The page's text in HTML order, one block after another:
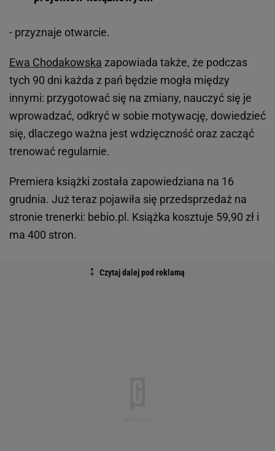
- przyznaje otwarcie.
Ewa Chodakowska zapowiada także, że podczas
tych 90 dni każda z pań będzie mogła między
innymi: przygotować się na zmiany, nauczyć się je
wprowadzać, odkryć w sobie motywację, dowiedzieć
się, dlaczego ważna jest wdzięczność oraz zacząć
trenować regularnie.
Premiera książki została zapowiedziana na 16
grudnia. Już teraz pojawiła się przedsprzedaż na
stronie trenerki: bebio.pl. Książka kosztuje 59,90 zł i
ma 400 stron.